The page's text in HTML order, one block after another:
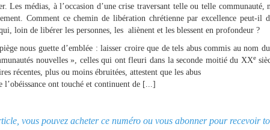
Les médias, à l’occasion d’une crise traversant telle ou telle communauté,
Comment ce chemin de libération chrétienne par excellence peut-il
loin de libérer les personnes, les aliènent et les blessent en profondeur ?
nous guette d’emblée : laisser croire que de tels abus commis au nom du
nouvelles », celles qui ont fleuri dans la seconde moitié du XXe
récentes, plus ou moins ébruitées, attestent que les abus
l’obéissance ont touché et continuent de [...]
vous pouvez acheter ce numéro ou vous abonner pour recevoir